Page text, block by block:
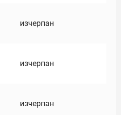
изчерпан
изчерпан
изчерпан